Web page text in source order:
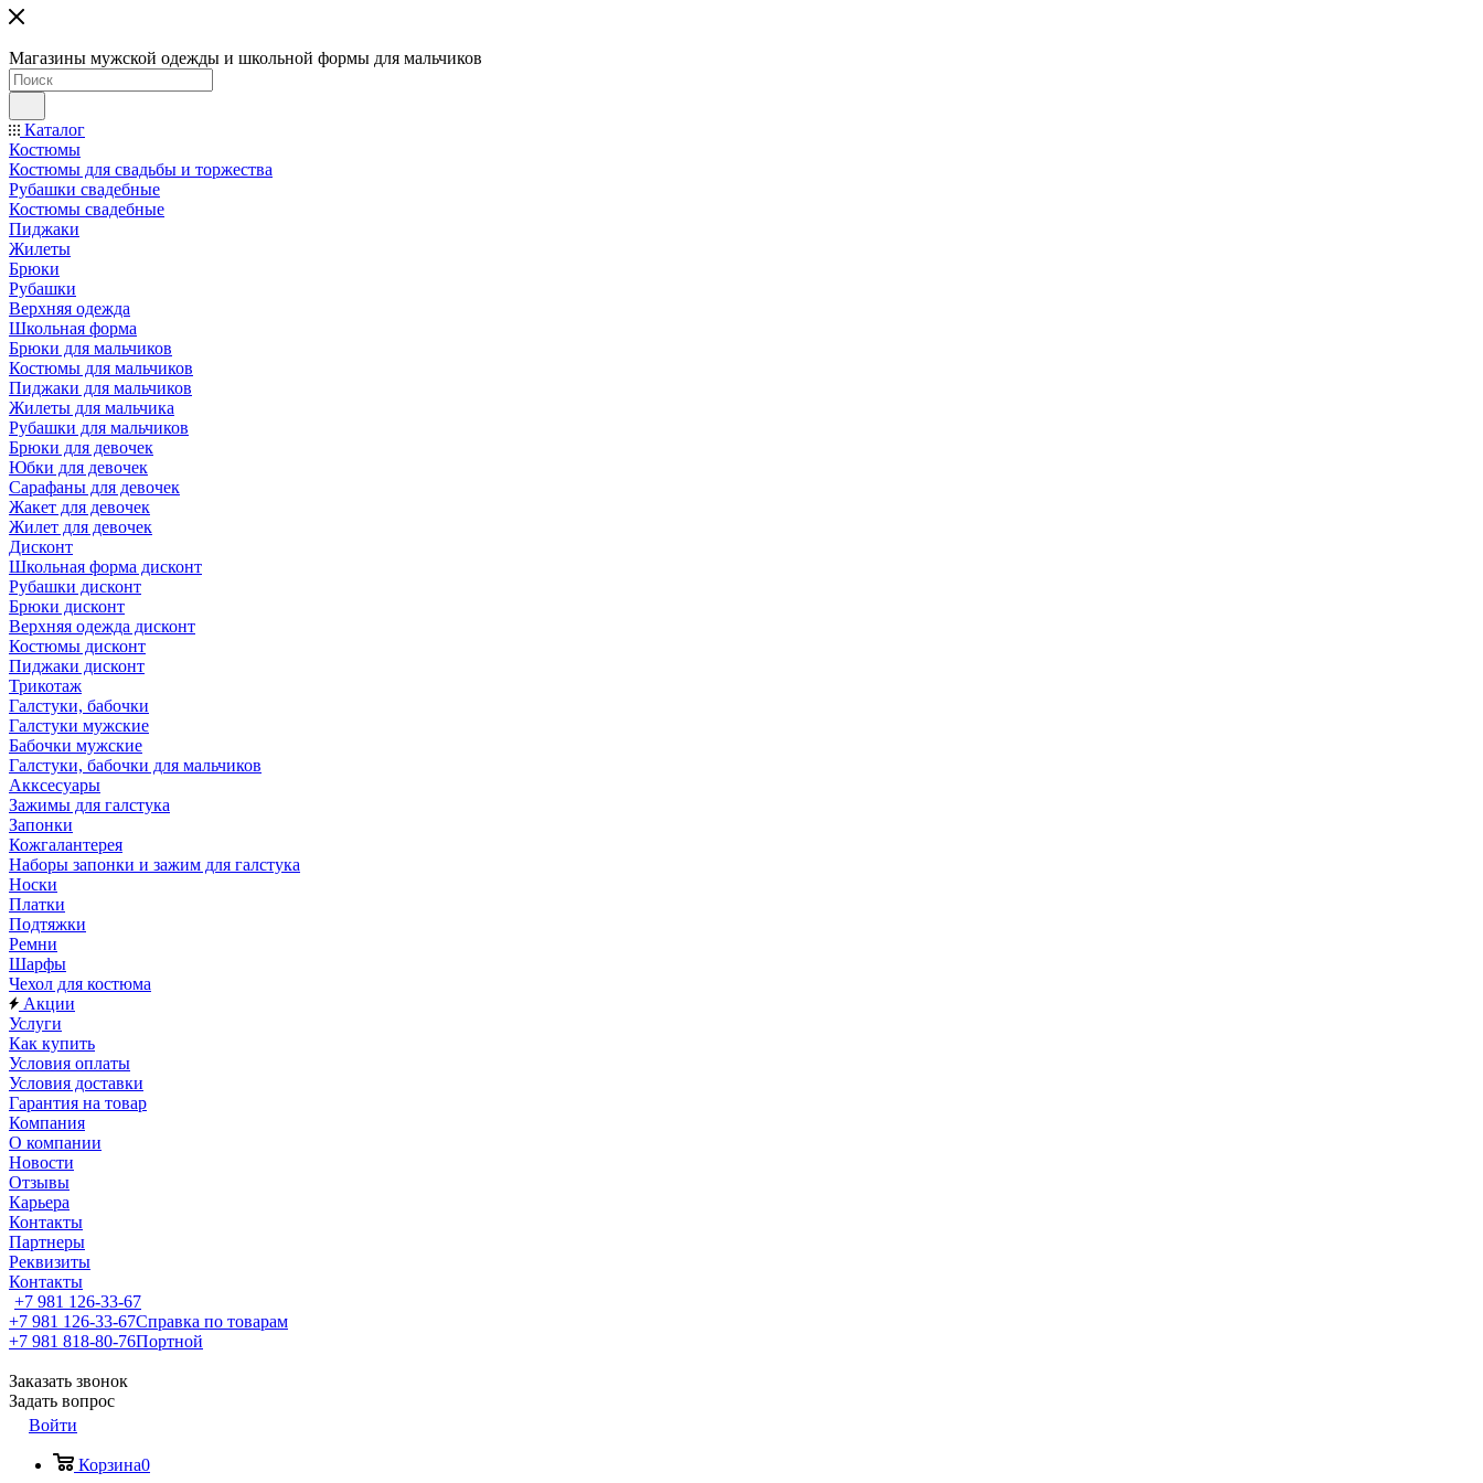
Магазины мужской одежды и школьной формы для мальчиков
Каталог
Костюмы
Костюмы для свадьбы и торжества
Рубашки свадебные
Костюмы свадебные
Пиджаки
Жилеты
Брюки
Рубашки
Верхняя одежда
Школьная форма
Брюки для мальчиков
Костюмы для мальчиков
Пиджаки для мальчиков
Жилеты для мальчика
Рубашки для мальчиков
Брюки для девочек
Юбки для девочек
Сарафаны для девочек
Жакет для девочек
Жилет для девочек
Дисконт
Школьная форма дисконт
Рубашки дисконт
Брюки дисконт
Верхняя одежда дисконт
Костюмы дисконт
Пиджаки дисконт
Трикотаж
Галстуки, бабочки
Галстуки мужские
Бабочки мужские
Галстуки, бабочки для мальчиков
Акксесуары
Зажимы для галстука
Запонки
Кожгалантерея
Наборы запонки и зажим для галстука
Носки
Платки
Подтяжки
Ремни
Шарфы
Чехол для костюма
Акции
Услуги
Как купить
Условия оплаты
Условия доставки
Гарантия на товар
Компания
О компании
Новости
Отзывы
Карьера
Контакты
Партнеры
Реквизиты
Контакты
+7 981 126-33-67
+7 981 126-33-67Справка по товарам
+7 981 818-80-76Портной
Заказать звонок
Задать вопрос
Войти
Корзина0